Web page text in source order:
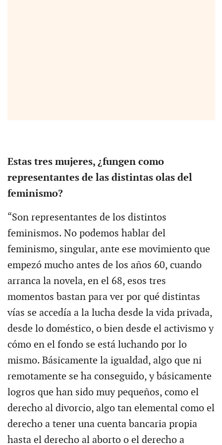
Estas tres mujeres, ¿fungen como
representantes de las distintas olas del
feminismo?
“Son representantes de los distintos
feminismos. No podemos hablar del
feminismo, singular, ante ese movimiento que
empezó mucho antes de los años 60, cuando
arranca la novela, en el 68, esos tres
momentos bastan para ver por qué distintas
vías se accedía a la lucha desde la vida privada,
desde lo doméstico, o bien desde el activismo y
cómo en el fondo se está luchando por lo
mismo. Básicamente la igualdad, algo que ni
remotamente se ha conseguido, y básicamente
logros que han sido muy pequeños, como el
derecho al divorcio, algo tan elemental como el
derecho a tener una cuenta bancaria propia
hasta el derecho al aborto o el derecho a